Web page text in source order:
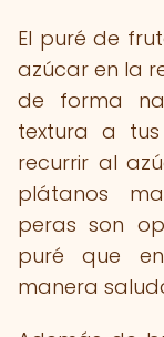
El puré de
azúcar en la
de forma
textura a
recurrir al
plátanos
peras son
puré que
manera